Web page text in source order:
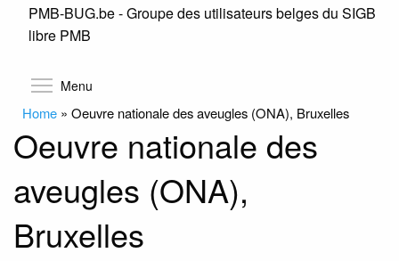
Skip
PMB-BUG.be - Groupe des utilisateurs belges du SIGB
libre PMB
Menu
Home » Oeuvre nationale des aveugles (ONA), Bruxelles
Oeuvre nationale des
aveugles (ONA),
Bruxelles